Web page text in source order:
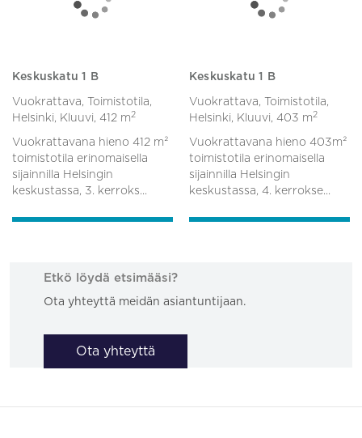
Keskuskatu 1 B
Vuokrattava, Toimistotila,
Helsinki, Kluuvi, 412 m 2
Vuokrattavana hieno 412 m²
toimistotila erinomaisella
sijainnilla Helsingin
keskustassa, 3. kerroks...
Keskuskatu 1 B
Vuokrattava, Toimistotila,
Helsinki, Kluuvi, 403 m 2
Vuokrattavana hieno 403m²
toimistotila erinomaisella
sijainnilla Helsingin
keskustassa, 4. kerrokse...
Etkö löydä etsimääsi?
Ota yhteyttä meidän asiantuntijaan.
Ota yhteyttä